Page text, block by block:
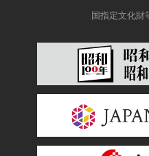
国指定文化財